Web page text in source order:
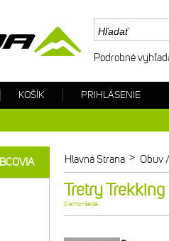
Hlavná Strana > Obuv
Tretry
čierno-šedé
Podrobné
KOŠÍK PRIHLÁSENIE